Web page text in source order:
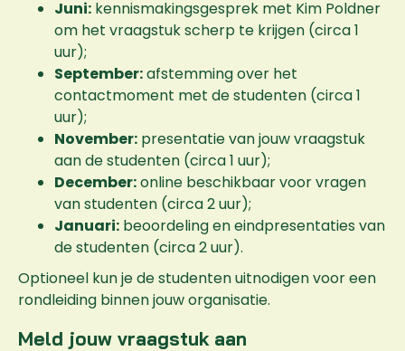
Juni: kennismakingsgesprek met Kim Poldner
om het vraagstuk scherp te krijgen (circa 1
uur);
September:afstemming over het
contactmoment met de studenten (circa 1
uur);
November: presentatie van jouw vraagstuk
aan de studenten (circa 1 uur);
December:online beschikbaar voor vragen
van studenten (circa 2 uur);
Januari: beoordeling en eindpresentaties van
de studenten (circa 2 uur).
Optioneel kun je de studenten uitnodigen voor een
rondleiding binnen jouw organisatie.
Meld jouw vraagstuk aan